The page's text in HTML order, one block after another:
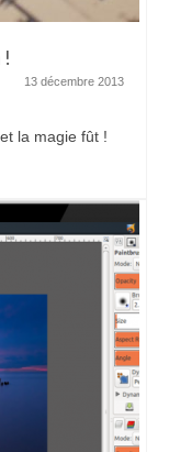
13 décembre 2013
la magie fût !